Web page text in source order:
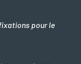
pour le